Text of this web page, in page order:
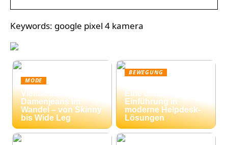
Keywords: google pixel 4 kamera
MODE
Vielfalt der
Damenjeans im
Wandel – von Skinny
bis Wide Leg
BEWEGUNG
Eine umfassende
Einführung in
moderne Helpdesk-
Lösungen